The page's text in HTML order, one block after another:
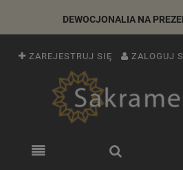
DEWOCJONALIA NA
ZAREJESTRUJ SIĘ ZALOGUJ